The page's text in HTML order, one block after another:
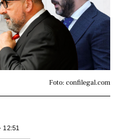
Foto: confilegal.com
12:51